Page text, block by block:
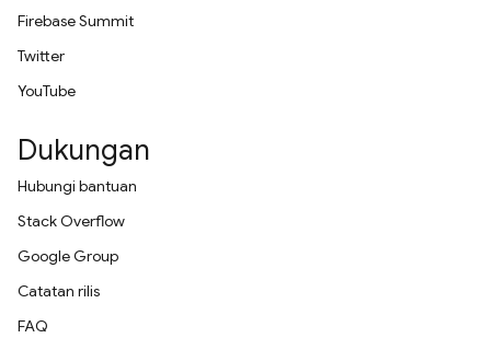
Firebase Summit
Twitter
YouTube
Dukungan
Hubungi bantuan
Stack Overflow
Google Group
Catatan rilis
FAQ